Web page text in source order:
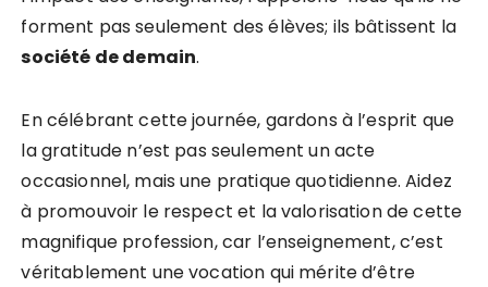
forment pas seulement des élèves; ils bâtissent la
société dedemain.
En célébrant cette journée, gardons à l’esprit que
la gratitude n’est pas seulement un acte
occasionnel, mais une pratique quotidienne. Aidez
à promouvoir le respect et la valorisation de cette
magnifique profession, car l’enseignement, c’est
véritablement une vocation qui mérite d’être